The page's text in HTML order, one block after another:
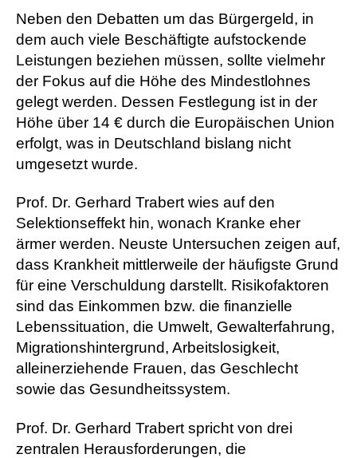
Neben den Debatten um das Bürgergeld, in
dem auch viele Beschäftigte aufstockende
Leistungen beziehen müssen, sollte vielmehr
der Fokus auf die Höhe des Mindestlohnes
gelegt werden. Dessen Festlegung ist in der
Höhe über 14 € durch die Europäischen Union
erfolgt, was in Deutschland bislang nicht
umgesetzt wurde.
Prof. Dr. Gerhard Trabert wies auf den
Selektionseffekt hin, wonach Kranke eher
ärmer werden. Neuste Untersuchen zeigen auf,
dass Krankheit mittlerweile der häufigste Grund
für eine Verschuldung darstellt. Risikofaktoren
sind das Einkommen bzw. die finanzielle
Lebenssituation, die Umwelt, Gewalterfahrung,
Migrationshintergrund, Arbeitslosigkeit,
alleinerziehende Frauen, das Geschlecht
sowie das Gesundheitssystem.
Prof. Dr. Gerhard Trabert spricht von drei
zentralen Herausforderungen, die